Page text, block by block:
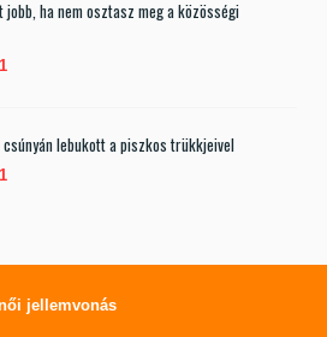
jobb, ha nem osztasz meg a közösségi
csúnyán lebukott a piszkos trükkjeivel
jellemvonás